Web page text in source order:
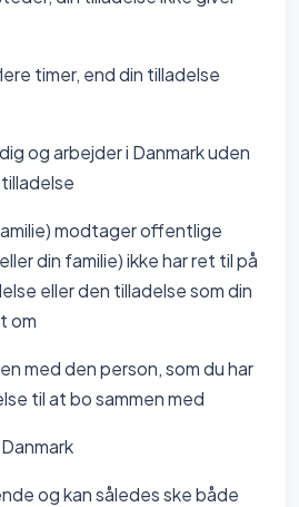
timer, end din tilladelse
og arbejder i Danmark uden
modtager offentlige
din familie) ikke har ret til på
eller den tilladelse som din
om
med den person, som du har
til at bo sammen med
og kan således ske både